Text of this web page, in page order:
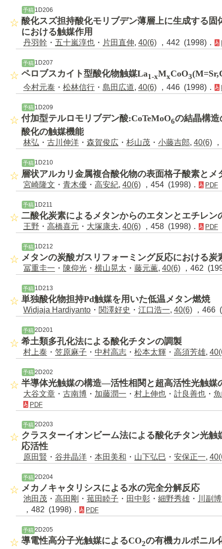
予稿 1D206
酸化スズ担持酸化モリブデン薄層上に生成する固
における触媒作用
丹羽幹 ・ 五十嵐淳也 ・ 片田直伸, 40(6) ，442 (1998)．
予稿1D207
ペロブスカイト型酸化物触媒La1-xMxCoO3
今村元泰 ・ 松林信行 ・ 島田広道, 40(6) ，446 (1998)．
予稿 1D209
付加型テルロモリブデン酸:CoTeMoO6の結晶構造
酸化の触媒機能
林弘 ・ 古川伸洋 ・ 森賀俊広 ・ 杉山茂 ・ 小藤吉郎, 40(6)
予稿 1D210
層状アルカリ金属複合酸化物の表面格子酸素とメ
宮崎隆文 ・ 青木優 ・ 高安紀, 40(6) ，454 (1998)． PDF
予稿 1D211
二酸化炭素によるメタンからのエタンとエチレン
王野 ・ 高橋喜元 ・ 大塚康夫, 40(6) ，458 (1998)． PDF
予稿1D212
メタンの炭酸ガスリフォーミング反応における炭
冨重圭一 ・ 陳仰光 ・ 横山晃太 ・ 藤元薫, 40(6) ，462
予稿 1D213
単独酸化物担持Pd触媒を用いた低温メタン燃焼
Widjaja Hardiyanto ・ 関澤好史 ・ 江口浩一, 40(6) ，466
予稿 2D201
希土類多孔化法による酸化チタンの調製
村上泰 ・ 笠原麻子 ・ 中村高志 ・ 松本太輝 ・ 高須芳雄,
予稿 2D202
半導体光触媒の構造―活性相関と超高活性光触媒
大谷文章 ・ 古南博 ・ 加藤潤一 ・ 村上伸也 ・ 計良善也 ・
PDF
予稿2D203
クラスターイオンビーム法による酸化チタン光
応活性
原田賢 ・ 谷井晶洋 ・ 本田美和 ・ 山下弘巳 ・ 安保正一,
予稿 2D204
メカノキャタリシスによる水の完全分解反応
池田茂 ・ 高田剛 ・ 菰田睦子 ・ 田中彰 ・ 細野秀雄 ・ 川副
，482 (1998)．
PDF
予稿 2D205
導電性高分子光触媒によるCO2の有機カルボニル